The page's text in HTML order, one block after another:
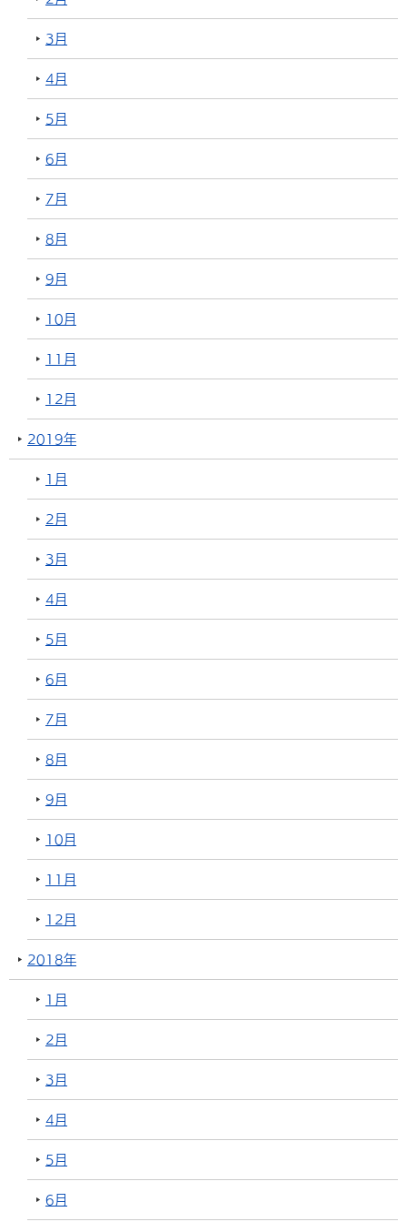
3月
4月
5月
6月
7月
8月
9月
10月
11月
12月
2019年
1月
2月
3月
4月
5月
6月
7月
8月
9月
10月
11月
12月
2018年
1月
2月
3月
4月
5月
6月